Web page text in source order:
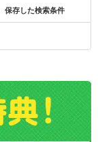
保存した検索条件